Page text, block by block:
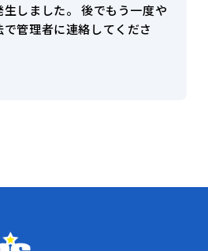
しました。 後でもう一度や
管理者に連絡してくださ